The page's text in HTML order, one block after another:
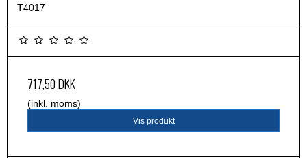
T4017
717,50 DKK
(inkl. moms)
Vis produkt